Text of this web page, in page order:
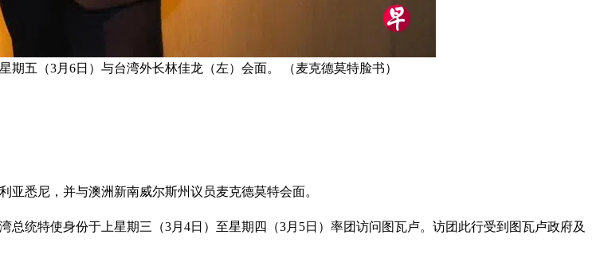
五（3月6日）与台湾外长林佳龙（左）会面。 （麦克德莫特脸书）
悉尼，并与澳洲新南威尔斯州议员麦克德莫特会面。
统特使身份于上星期三（3月4日）至星期四（3月5日）率团访问图瓦卢。访团此行受到图瓦卢政府及